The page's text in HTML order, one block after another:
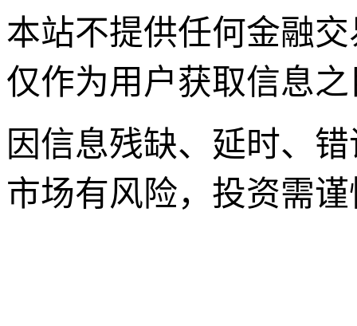
本站不提供任何金融
仅作为用户获取信息
因信息残缺、延时、
市场有风险，投资需